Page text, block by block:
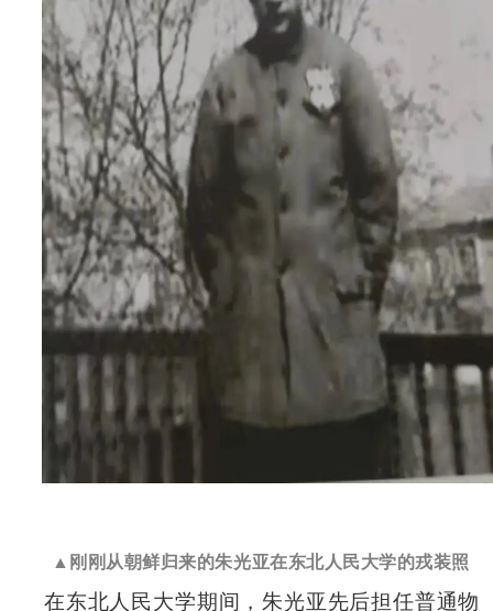
▲刚刚从朝鲜归来的朱光亚在东北人民大学的戎装照
在东北人民大学期间，朱光亚先后担任普通物